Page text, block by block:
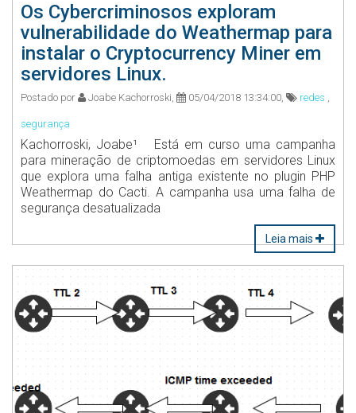
Os Cybercriminosos exploram
vulnerabilidade do Weathermap para
instalar o Cryptocurrency Miner em
servidores Linux.
Postado por Joabe Kachorroski, 05/04/2018 13:34:00, redes ,
segurança
Kachorroski, Joabe¹ Está em curso uma campanha
para mineração de criptomoedas em servidores Linux
que explora uma falha antiga existente no plugin PHP
Weathermap do Cacti. A campanha usa uma falha de
segurança desatualizada
Leia mais